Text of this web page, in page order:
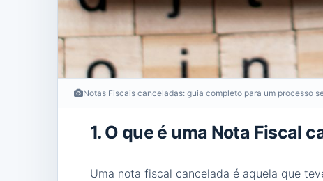
Notas Fiscais canceladas: guia completo para um processo
1. O que é uma Nota Fiscal
Uma nota fiscal cancelada é aquela que